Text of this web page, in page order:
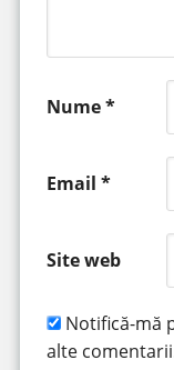
Nume*
Email *
Site web
Notifică-mă
alte